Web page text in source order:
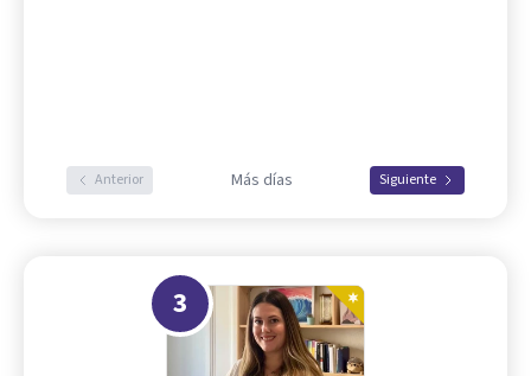
Anterior Más días Siguiente
3